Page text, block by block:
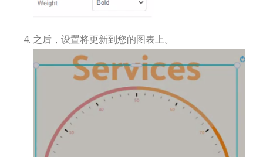
之后，设置将更新到您的图表上。